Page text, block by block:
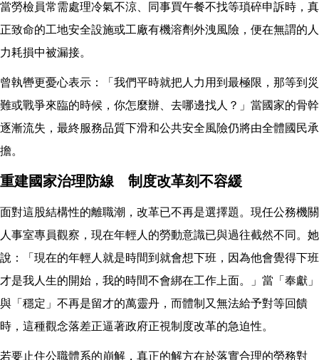
當勞檢員常需處理冷氣不涼、同事買午餐不找等瑣碎申訴時，真
正致命的工地安全設施或工廠有機溶劑外洩風險，便在無謂的人
力耗損中被漏接。
曾執轡更憂心表示：「我們平時就把人力用到最極限，那等到災
難或戰爭來臨的時候，你怎麼辦、去哪邊找人？」當國家的骨幹
逐漸流失，最終服務品質下滑和公共安全風險仍將由全體國民承
擔。
重建國家治理防線 制度改革刻不容緩
面對這股結構性的離職潮，改革已不再是選擇題。現任公務機關
人事室專員觀察，現在年輕人的勞動意識已與過往截然不同。她
說：「現在的年輕人就是時間到就會想下班，因為他會覺得下班
才是我人生的開始，我的時間不會綁在工作上面。」當「奉獻」
與「穩定」不再是留才的萬靈丹，而體制又無法給予對等回饋
時，這種觀念落差正逼著政府正視制度改革的急迫性。
若要止住公職體系的崩解，真正的解方在於落實合理的勞務對